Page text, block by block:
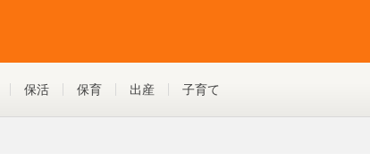
保活 保育 出産 子育て